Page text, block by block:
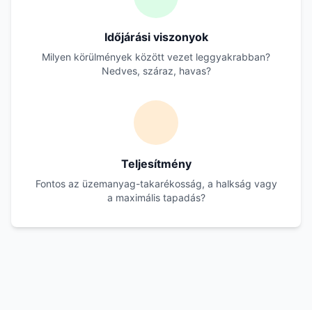
Időjárási viszonyok
Milyen körülmények között vezet leggyakrabban?
Nedves, száraz, havas?
Teljesítmény
Fontos az üzemanyag-takarékosság, a halkság vagy
a maximális tapadás?